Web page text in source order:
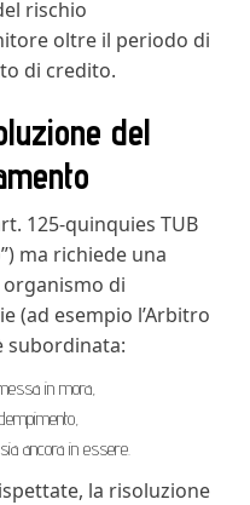
rischio
oltre il periodo di
di credito.
del
125-quinquies TUB
ma richiede una
di
(ad esempio l’Arbitro
subordinata:
in mora,
ancora in essere.
la risoluzione